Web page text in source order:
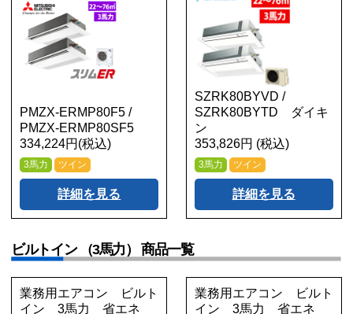
PMZX-ERMP80F5 /
PMZX-ERMP80SF5
334,224円(税込)
3馬力 ツイン
詳細を見る
SZRK80BYVD /
SZRK80BYTD ダイキ
ン
353,826円 (税込)
3馬力 ツイン
詳細を見る
ビルトイン （3馬力） 商品一覧
業務用エアコン ビルト
イン 3馬力 省エネ
業務用エアコン ビルト
イン 3馬力 省エネ